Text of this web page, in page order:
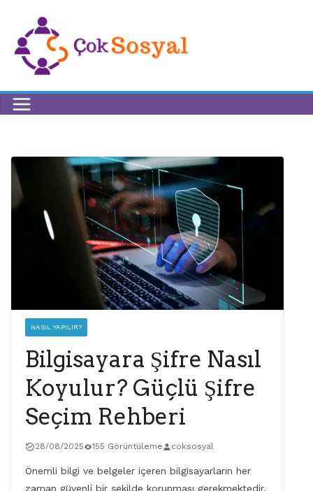
NASIL YAPILIR?
Bilgisayara Şifre Nasıl
Koyulur? Güçlü Şifre
Seçim Rehberi
28/08/2025 155 Görüntüleme coksosyal
Önemli bilgi ve belgeler içeren bilgisayarların her
zaman güvenli bir şekilde korunması gerekmektedir.